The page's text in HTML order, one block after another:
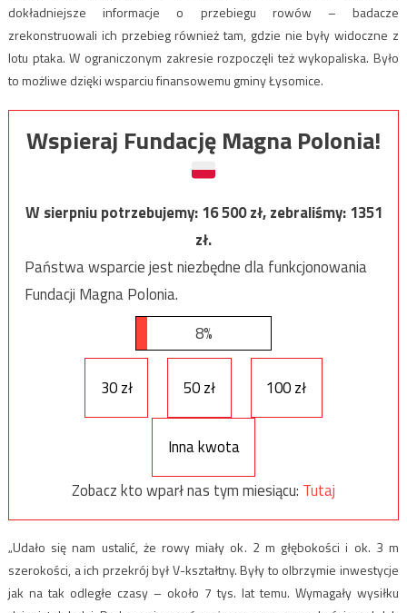
dokładniejsze informacje o przebiegu rowów – badacze
zrekonstruowali ich przebieg również tam, gdzie nie były widoczne z
lotu ptaka. W ograniczonym zakresie rozpoczęli też wykopaliska. Było
to możliwe dzięki wsparciu finansowemu gminy Łysomice.
Wspieraj Fundację Magna Polonia!
W sierpniu potrzebujemy:16 500zł, zebraliśmy:1351
zł.
Państwa wsparcie jest niezbędne dla funkcjonowania
Fundacji Magna Polonia.
8%
30 zł 50 zł 100 zł
Inna kwota
Zobacz kto wparł nas tym miesiącu: Tutaj
„Udało się nam ustalić, że rowy miały ok. 2 m głębokości i ok. 3 m
szerokości, a ich przekrój był V-kształtny. Były to olbrzymie inwestycje
jak na tak odległe czasy – około 7 tys. lat temu. Wymagały wysiłku